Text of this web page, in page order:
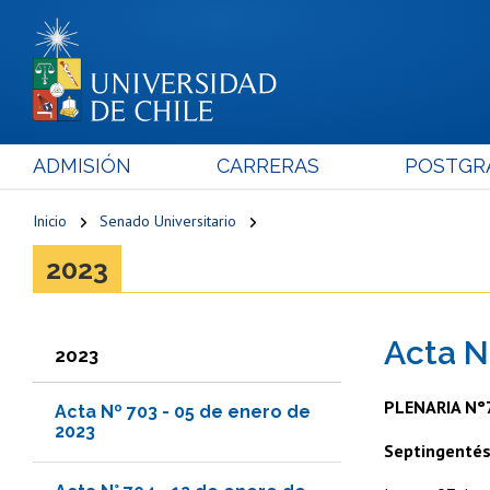
ADMISIÓN CARRERAS
Inicio Senado Universitario
2023
2023
Acta Nº 703 - 05 de enero de
2023
Acta
PLENARIA